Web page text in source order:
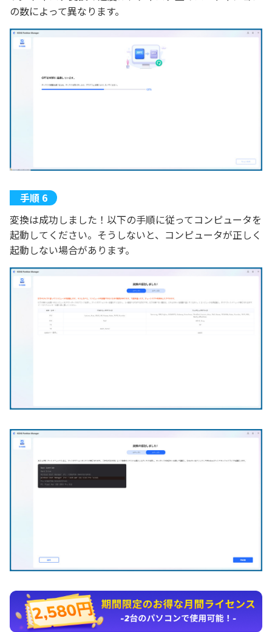
の数によって異なります。
変換は成功しました！以下の手順に従ってコンピュータを
起動してください。そうしないと、コンピュータが正しく
起動しない場合があります。